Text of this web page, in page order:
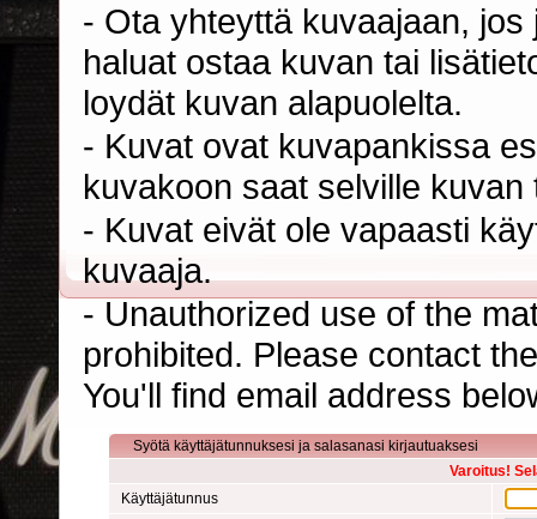
- Ota yhteyttä kuvaajaan,
haluat ostaa kuvan tai
loydät kuvan alapuolelta.
- Kuvat ovat kuvapankissa
kuvakoon saat selville
- Kuvat eivät ole vapaasti
kuvaaja.
- Unauthorized use of the
prohibited. Please contact
You'll find email address
Syötä käyttäjätunnuksesi ja salasanasi kirjautuaksesi
Varoitus!
Käyttäjätunnus